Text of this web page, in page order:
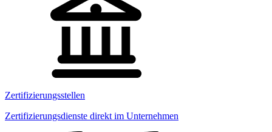
Zertifizierungsstellen
Zertifizierungsdienste direkt im Unternehmen